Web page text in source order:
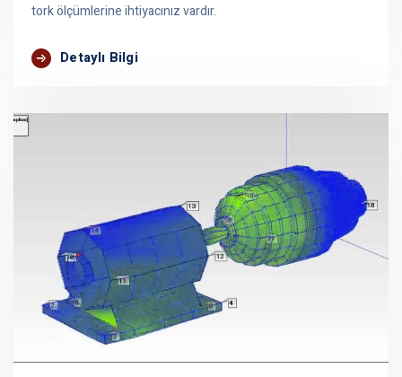
tork ölçümlerine ihtiyacınız vardır.
Detaylı Bilgi